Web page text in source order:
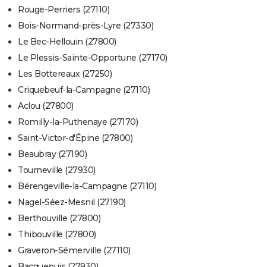
Rouge-Perriers (27110)
Bois-Normand-près-Lyre (27330)
Le Bec-Hellouin (27800)
Le Plessis-Sainte-Opportune (27170)
Les Bottereaux (27250)
Criquebeuf-la-Campagne (27110)
Aclou (27800)
Romilly-la-Puthenaye (27170)
Saint-Victor-d'Épine (27800)
Beaubray (27190)
Tourneville (27930)
Bérengeville-la-Campagne (27110)
Nagel-Séez-Mesnil (27190)
Berthouville (27800)
Thibouville (27800)
Graveron-Sémerville (27110)